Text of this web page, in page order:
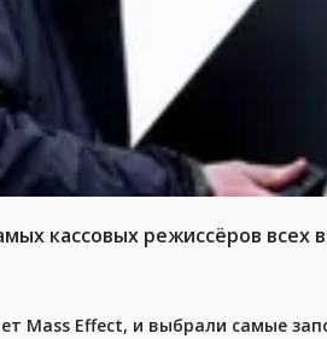
кассовых режиссёров всех
Mass Effect, и выбрали самые